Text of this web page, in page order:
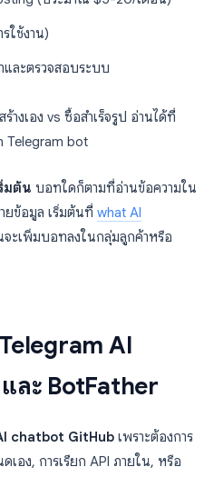
ใช้งาน)
และตรวจสอบระบบ
างเอง vs ซื้อสำเร็จรูป อ่านได้ที่
Telegram bot
มต้น บอทใดก็ตามที่อ่านข้อความใน
ยข้อมูล เริ่มต้นที่ what AI
ะเพิ่มบอทลงในกลุ่มลูกค้าหรือ
AI
ละ BotFather
chatbot GitHub เพราะต้องการ
อง, การเรียก API ภายใน, หรือ